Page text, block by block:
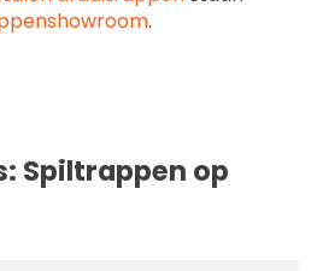
.
Spiltrappen op